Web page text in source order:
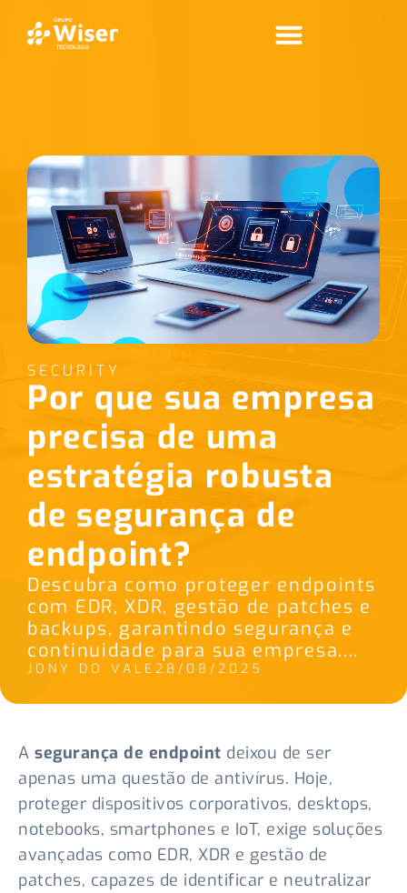
SECURITY
Por que sua empresa
precisa de uma
estratégia robusta
de segurança de
endpoint?
Descubra como proteger endpoints
com EDR, XDR, gestão de patches e
backups, garantindo segurança e
continuidade para sua empresa....
JONY DO VALE 28/08/2025
A segurança de endpoint deixou de ser
apenas uma questão de antivírus. Hoje,
proteger dispositivos corporativos, desktops,
notebooks, smartphones e IoT, exige soluções
avançadas como EDR, XDR e gestão de
patches, capazes de identificar e neutralizar